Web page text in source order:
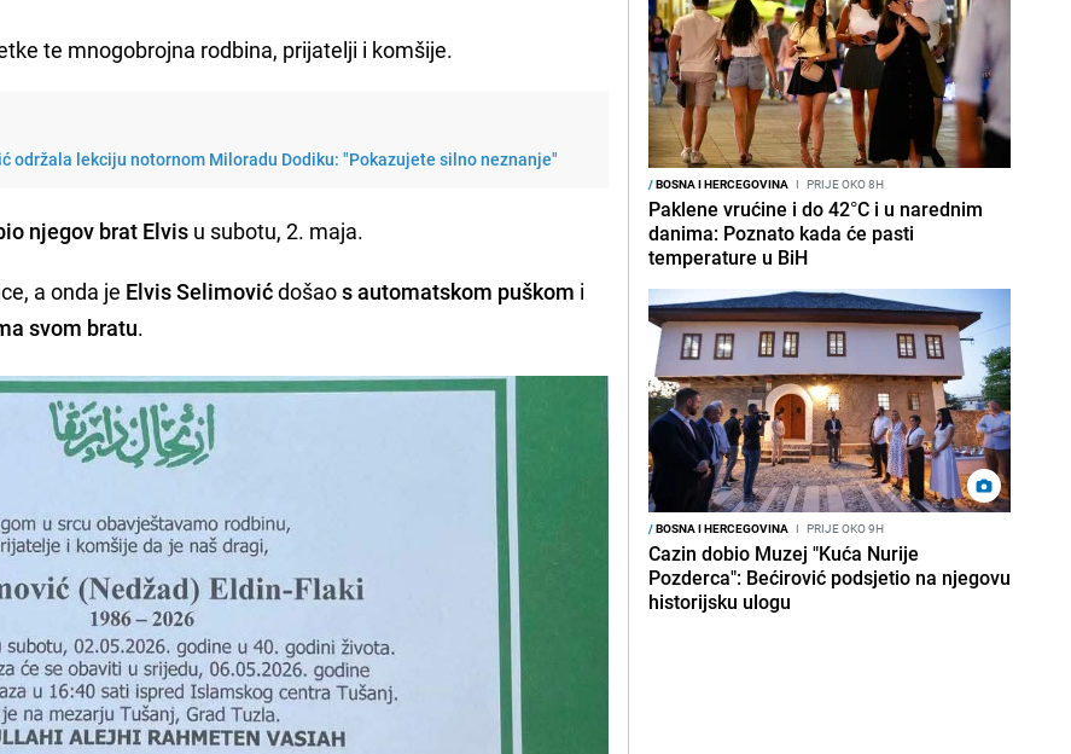
te mnogobrojna rodbina, prijatelji i komšije.
održala lekciju notornom Miloradu Dodiku: "Pokazujete silno neznanje"
njegov brat Elvis u subotu, 2. maja.
a onda je Elvis Selimovićdošaos automatskom puškom i
svom bratu.
/BOSNA I HERCEGOVINA I PRIJE OKO 8H
Paklene vrućine i do 42°C i u narednim
danima: Poznato kada će pasti
temperature u BiH
/BOSNA I HERCEGOVINA I PRIJE OKO 9H
Cazin dobio Muzej "Kuća Nurije
Pozderca": Bećirović podsjetio na njegovu
historijsku ulogu